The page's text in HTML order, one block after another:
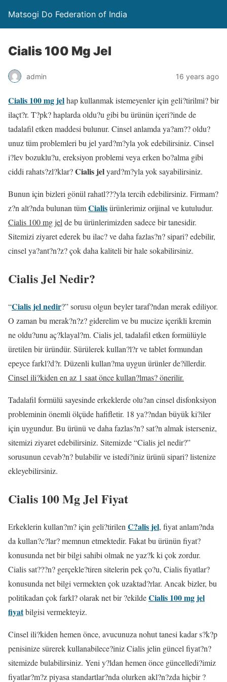
Matsogi Do Federation of India
Cialis 100 Mg Jel
admin 16 years ago
Cialis 100 mg jelhap kullanmak istemeyenler için geli?tirilmi? bir
ilaçt?r. T?pk? haplarda oldu?u gibi bu ürünün içeri?inde de
tadalafil etken maddesi bulunur. Cinsel anlamda ya?am?? oldu?
unuz tüm problemleri bu jel yard?m?yla yok edebilirsiniz. Cinsel
i?lev bozuklu?u, ereksiyon problemi veya erken bo?alma gibi
ciddi rahats?zl?klar?Cialis jelyard?m?yla yok sayabilirsiniz.
Bunun için bizleri gönül rahatl???yla tercih edebilirsiniz. Firmam?
z?n alt?nda bulunan tümCialisürünlerimiz orijinal ve kutuludur.
Cialis 100 mg jel de bu ürünlerimizden sadece bir tanesidir.
Sitemizi ziyaret ederek bu ilac? ve daha fazlas?n? sipari? edebilir,
cinsel ya?ant?n?z? çok daha kaliteli bir hale sokabilirsiniz.
Cialis Jel Nedir?
“Cialis jel nedir?” sorusu olgun beyler taraf?ndan merak ediliyor.
O zaman bu merak?n?z? giderelim ve bu mucize içerikli kremin
ne oldu?unu aç?klayal?m. Cialis jel, tadalafil etken formülüyle
üretilen bir üründür. Sürülerek kullan?l?r ve tablet formundan
epeyce farkl?d?r. Düzenli kullan?ma uygun ürünler de?illerdir.
Cinsel ili?kiden en az 1 saat önce kullan?lmas? önerilir.
Tadalafil formülü sayesinde erkeklerde olu?an cinsel disfonksiyon
probleminin önemli ölçüde hafifletir. 18 ya??ndan büyük ki?iler
için uygundur. Bu ürünü ve daha fazlas?n? sat?n almak isterseniz,
sitemizi ziyaret edebilirsiniz. Sitemizde “Cialis jel nedir?”
sorusunun cevab?n? bulabilir ve istedi?iniz ürünü sipari? listenize
ekleyebilirsiniz.
Cialis 100 Mg Jel Fiyat
Erkeklerin kullan?m? için geli?tirilen C?alis jel, fiyat anlam?nda
da kullan?c?lar? memnun etmektedir. Fakat bu ürünün fiyat?
konusunda net bir bilgi sahibi olmak ne yaz?k ki çok zordur.
Cialis sat???n? gerçekle?tiren sitelerin pek ço?u, Cialis fiyatlar?
konusunda net bilgi vermekten çok uzaktad?rlar. Ancak bizler, bu
politikadan çok farkl? olarak net bir ?ekildeCialis 100 mg jel
fiyatbilgisi vermekteyiz.
Cinsel ili?kiden hemen önce, avucunuza nohut tanesi kadar s?k?p
penisinize sürerek kullanabilece?iniz Cialis jelin güncel fiyat?n?
sitemizde bulabilirsiniz. Yeni y?ldan hemen önce güncelledi?imiz
fiyatlar?m?z piyasa standartlar?nda olurken akl?n?zda hiçbir ?